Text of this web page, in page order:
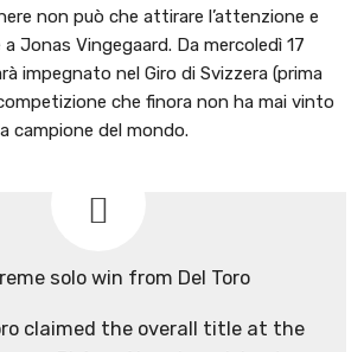
non può che attirare l’attenzione e
Jonas Vingegaard. Da mercoledì 17
impegnato nel Giro di Svizzera (prima
che finora non ha mai vinto
campione del mondo.
solo win from Del Toro
claimed the overall title at the